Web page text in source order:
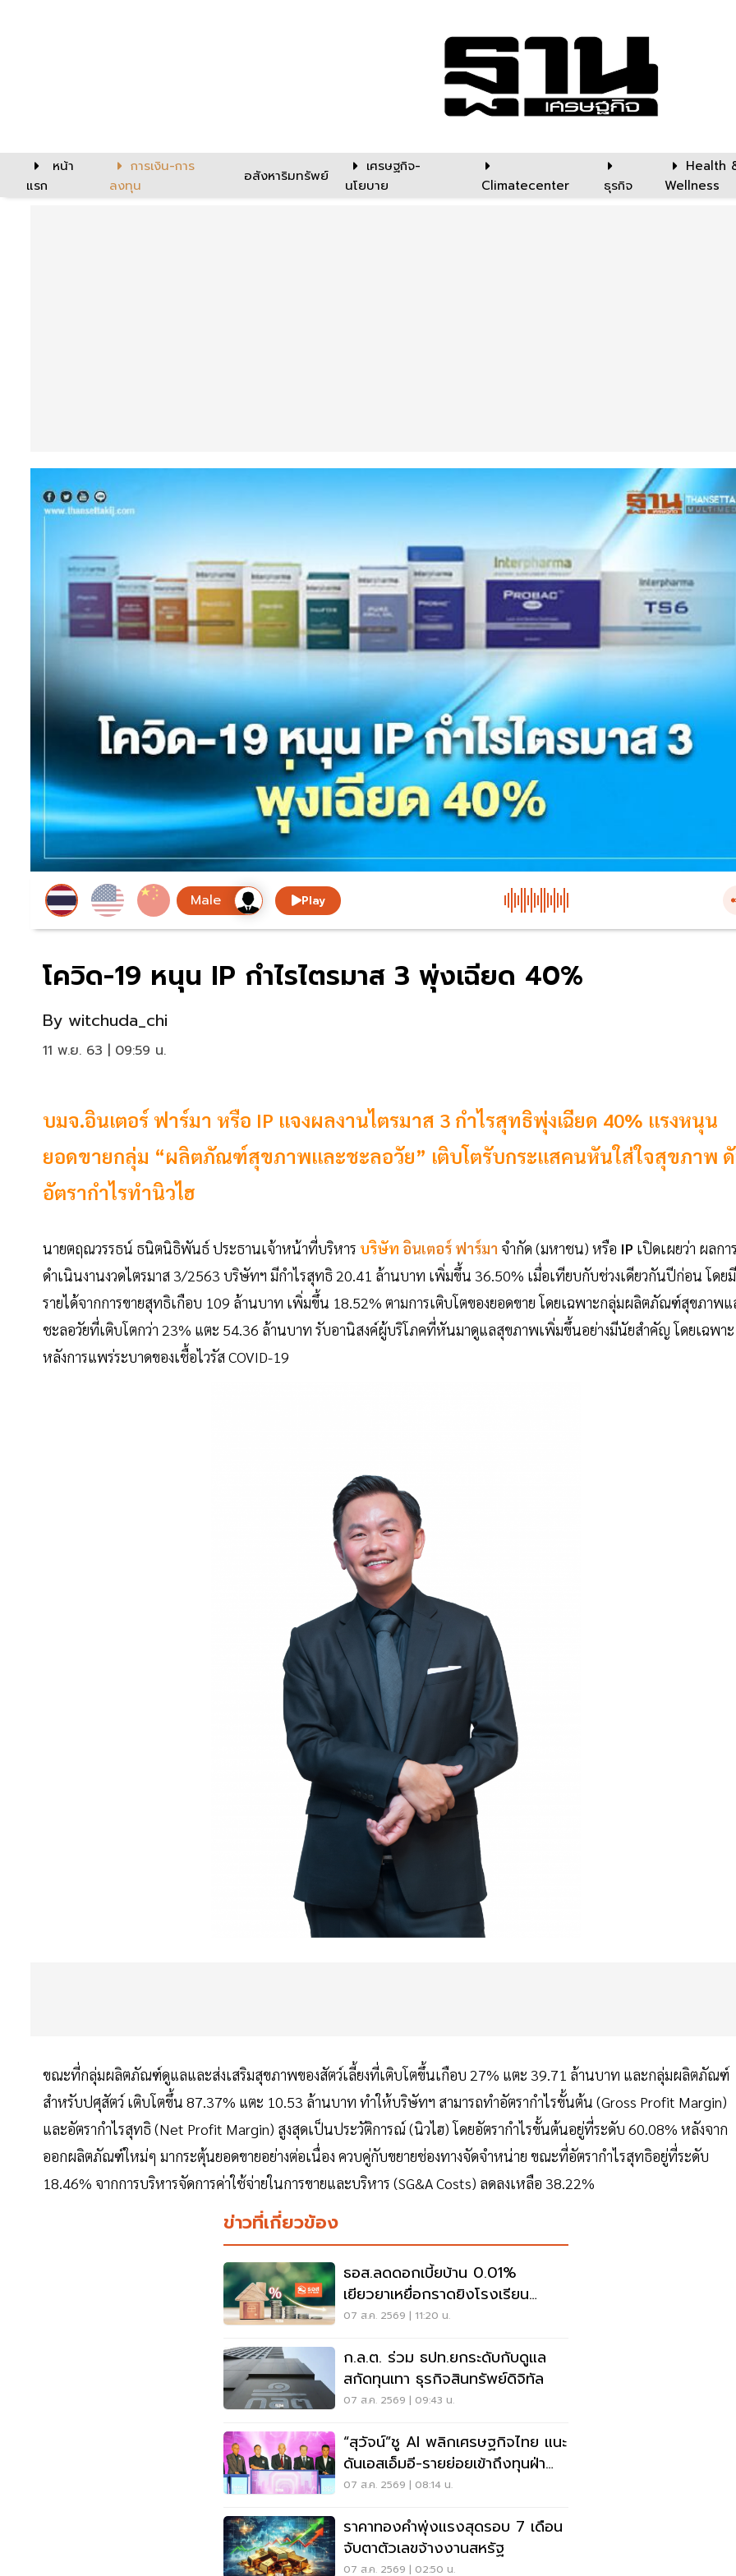
หน้า
แรก
การเงิน-การ
ลงทุน
อสังหาริมทรัพย์
เศรษฐกิจ-
นโยบาย
Climatecenter ธุรกิจ
Health
Wellness
Play
โควิด-19 หนุน IP กำไรไตรมาส 3 พุ่งเฉียด 40%
By witchuda_chi
11 พ.ย. 63 | 09:59 น.
บมจ.อินเตอร์ ฟาร์มา หรือ IP แจงผลงานไตรมาส 3 กำไรสุทธิพุ่งเฉียด 40% แรงหนุน
ยอดขายกลุ่ม “ผลิตภัณฑ์สุขภาพและชะลอวัย” เติบโตรับกระแสคนหันใส่ใจสุขภาพ
อัตรากำไรทำนิวไฮ
นายตฤณวรรธน์ ธนิตนิธิพันธ์ ประธานเจ้าหน้าที่บริหาร บริษัท อินเตอร์ ฟาร์มา จำกัด (มหาชน) หรือ IP เปิดเผยว่า ผลการ
ดำเนินงานงวดไตรมาส 3/2563 บริษัทฯ มีกำไรสุทธิ 20.41 ล้านบาท เพิ่มขึ้น 36.50% เมื่อเทียบกับช่วงเดียวกันปีก่อน โดยมี
รายได้จากการขายสุทธิเกือบ 109 ล้านบาท เพิ่มขึ้น 18.52% ตามการเติบโตของยอดขาย โดยเฉพาะกลุ่มผลิตภัณฑ์สุขภาพแ
ชะลอวัยที่เติบโตกว่า 23% แตะ 54.36 ล้านบาท รับอานิสงค์ผู้บริโภคที่หันมาดูแลสุขภาพเพิ่มขึ้นอย่างมีนัยสำคัญ โดยเฉพาะ
หลังการแพร่ระบาดของเชื้อไวรัส COVID-19
ขณะที่กลุ่มผลิตภัณฑ์ดูแลและส่งเสริมสุขภาพของสัตว์เลี้ยงที่เติบโตขึ้นเกือบ 27% แตะ 39.71 ล้านบาท และกลุ่มผลิตภัณฑ์
สำหรับปศุสัตว์ เติบโตขึ้น 87.37% แตะ 10.53 ล้านบาท ทำให้บริษัทฯ สามารถทำอัตรากำไรขั้นต้น (Gross Profit Margin)
และอัตรากำไรสุทธิ (Net Profit Margin) สูงสุดเป็นประวัติการณ์ (นิวไฮ) โดยอัตรากำไรขั้นต้นอยู่ที่ระดับ 60.08% หลังจาก
ออกผลิตภัณฑ์ใหม่ๆ มากระตุ้นยอดขายอย่างต่อเนื่อง ควบคู่กับขยายช่องทางจัดจำหน่าย ขณะที่อัตรากำไรสุทธิอยู่ที่ระดับ
18.46% จากการบริหารจัดการค่าใช้จ่ายในการขายและบริหาร (SG&A Costs) ลดลงเหลือ 38.22%
ข่าวที่เกี่ยวข้อง
ธอส.ลดดอกเบี้ยบ้าน 0.01%
เยียวยาเหยื่อกราดยิงโรงเรียน
จ.นนทบุรี
07 ส.ค. 2569 | 11:20 น.
ก.ล.ต. ร่วม ธปท.ยกระดับกับดูแล
สกัดทุนเทา ธุรกิจสินทรัพย์ดิจิทัล
07 ส.ค. 2569 | 09:43 น.
“สุวัจน์”ชู AI พลิกเศรษฐกิจไทย แนะ
ดันเอสเอ็มอี-รายย่อยเข้าถึงทุนฝ่า
วิกฤต
07 ส.ค. 2569 | 08:14 น.
ราคาทองคำพุ่งแรงสุดรอบ 7 เดือน
จับตาตัวเลขจ้างงานสหรัฐ
07 ส.ค. 2569 | 02:50 น.